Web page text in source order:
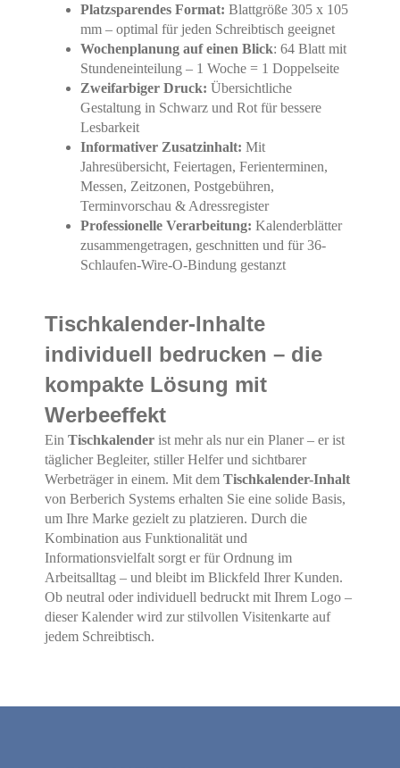
Platzsparendes Format: Blattgröße 305 x 105
mm – optimal für jeden Schreibtisch geeignet
Wochenplanung auf einen Blick: 64 Blatt mit
Stundeneinteilung – 1 Woche = 1 Doppelseite
Zweifarbiger Druck: Übersichtliche
Gestaltung in Schwarz und Rot für bessere
Lesbarkeit
Informativer Zusatzinhalt: Mit
Jahresübersicht, Feiertagen, Ferienterminen,
Messen, Zeitzonen, Postgebühren,
Terminvorschau & Adressregister
Professionelle Verarbeitung: Kalenderblätter
zusammengetragen, geschnitten und für 36-
Schlaufen-Wire-O-Bindung gestanzt
Tischkalender-Inhalte
individuell bedrucken – die
kompakte Lösung mit
Werbeeffekt
Ein Tischkalender ist mehr als nur ein Planer – er ist
täglicher Begleiter, stiller Helfer und sichtbarer
Werbeträger in einem. Mit dem Tischkalender-Inhalt
von Berberich Systems erhalten Sie eine solide Basis,
um Ihre Marke gezielt zu platzieren. Durch die
Kombination aus Funktionalität und
Informationsvielfalt sorgt er für Ordnung im
Arbeitsalltag – und bleibt im Blickfeld Ihrer Kunden.
Ob neutral oder individuell bedruckt mit Ihrem Logo –
dieser Kalender wird zur stilvollen Visitenkarte auf
jedem Schreibtisch.